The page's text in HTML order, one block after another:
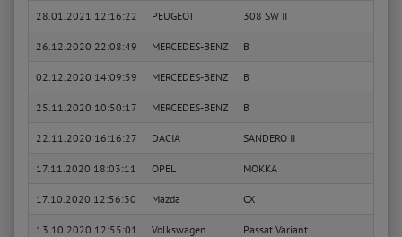
28.01.2021 12:16:22 PEUGEOT 308 SW II
26.12.2020 22:08:49 MERCEDES-BENZ B
02.12.2020 14:09:59 MERCEDES-BENZ B
25.11.2020 10:50:17 MERCEDES-BENZ B
22.11.2020 16:16:27 DACIA SANDERO II
17.11.2020 18:03:11 OPEL MOKKA
17.10.2020 12:56:30 Mazda CX
13.10.2020 12:55:01 Volkswagen Passat Variant